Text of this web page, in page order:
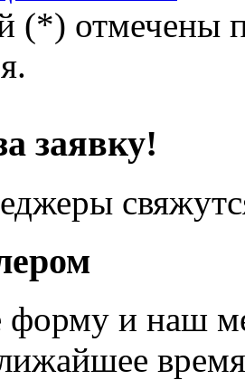
(*) отмечены
заявку!
форму и наш
время